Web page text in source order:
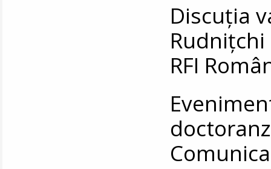
Discuția
RFI